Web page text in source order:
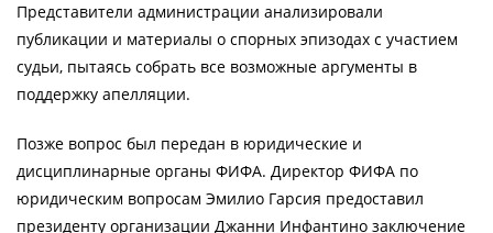
Представители администрации анализировали
публикации и материалы о спорных эпизодах с участием
судьи, пытаясь собрать все возможные аргументы в
поддержку апелляции.
Позже вопрос был передан в юридические и
дисциплинарные органы ФИФА. Директор ФИФА по
юридическим вопросам Эмилио Гарсия предоставил
президенту организации Джанни Инфантино заключение